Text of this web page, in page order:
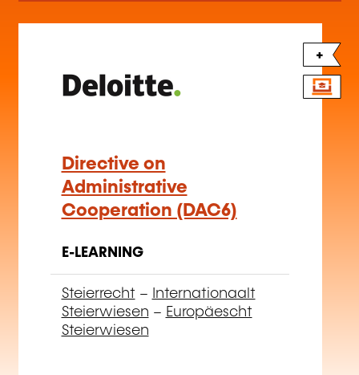
+
Directive on
Administrative
Cooperation (DAC6)
E-LEARNING
Steierrecht –
Internationaalt
Steierwiesen – Europäescht
Steierwiesen